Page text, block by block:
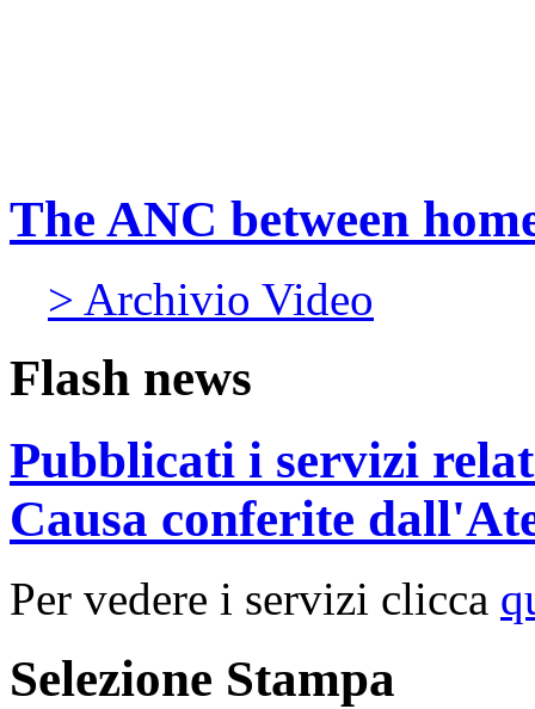
The ANC between
> Archivio Video
Flash news
Pubblicati i servizi
Causa conferite
Per vedere i servizi clicca
Selezione Stampa